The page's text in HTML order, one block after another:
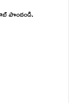
పొందండి.